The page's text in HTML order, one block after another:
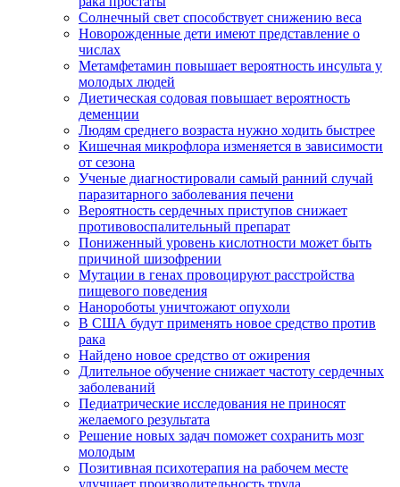
Солнечный свет способствует снижению веса
Новорожденные дети имеют представление о
числах
Метамфетамин повышает вероятность инсульта у
молодых людей
Диетическая содовая повышает вероятность
деменции
Людям среднего возраста нужно ходить быстрее
Кишечная микрофлора изменяется в зависимости
от сезона
Ученые диагностировали самый ранний случай
паразитарного заболевания печени
Вероятность сердечных приступов снижает
противовоспалительный препарат
Пониженный уровень кислотности может быть
причиной шизофрении
Мутации в генах провоцируют расстройства
пищевого поведения
Нанороботы уничтожают опухоли
В США будут применять новое средство против
рака
Найдено новое средство от ожирения
Длительное обучение снижает частоту сердечных
заболеваний
Педиатрические исследования не приносят
желаемого результата
Решение новых задач поможет сохранить мозг
молодым
Позитивная психотерапия на рабочем месте
улучшает производительность труда